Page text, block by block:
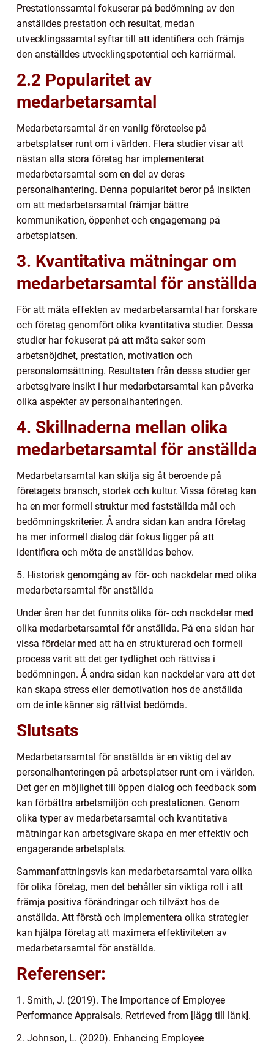
Prestationssamtal fokuserar på bedömning av den
anställdes prestation och resultat, medan
utvecklingssamtal syftar till att identifiera och främja
den anställdes utvecklingspotential och karriärmål.
2.2 Popularitet av
medarbetarsamtal
Medarbetarsamtal är en vanlig företeelse på
arbetsplatser runt om i världen. Flera studier visar att
nästan alla stora företag har implementerat
medarbetarsamtal som en del av deras
personalhantering. Denna popularitet beror på insikten
om att medarbetarsamtal främjar bättre
kommunikation, öppenhet och engagemang på
arbetsplatsen.
3. Kvantitativa mätningar om
medarbetarsamtal för anställda
För att mäta effekten av medarbetarsamtal har forskare
och företag genomfört olika kvantitativa studier. Dessa
studier har fokuserat på att mäta saker som
arbetsnöjdhet, prestation, motivation och
personalomsättning. Resultaten från dessa studier ger
arbetsgivare insikt i hur medarbetarsamtal kan påverka
olika aspekter av personalhanteringen.
4. Skillnaderna mellan olika
medarbetarsamtal för anställda
Medarbetarsamtal kan skilja sig åt beroende på
företagets bransch, storlek och kultur. Vissa företag kan
ha en mer formell struktur med fastställda mål och
bedömningskriterier. Å andra sidan kan andra företag
ha mer informell dialog där fokus ligger på att
identifiera och möta de anställdas behov.
5. Historisk genomgång av för- och nackdelar med olika
medarbetarsamtal för anställda
Under åren har det funnits olika för- och nackdelar med
olika medarbetarsamtal för anställda. På ena sidan har
vissa fördelar med att ha en strukturerad och formell
process varit att det ger tydlighet och rättvisa i
bedömningen. Å andra sidan kan nackdelar vara att det
kan skapa stress eller demotivation hos de anställda
om de inte känner sig rättvist bedömda.
Slutsats
Medarbetarsamtal för anställda är en viktig del av
personalhanteringen på arbetsplatser runt om i världen.
Det ger en möjlighet till öppen dialog och feedback som
kan förbättra arbetsmiljön och prestationen. Genom
olika typer av medarbetarsamtal och kvantitativa
mätningar kan arbetsgivare skapa en mer effektiv och
engagerande arbetsplats.
Sammanfattningsvis kan medarbetarsamtal vara olika
för olika företag, men det behåller sin viktiga roll i att
främja positiva förändringar och tillväxt hos de
anställda. Att förstå och implementera olika strategier
kan hjälpa företag att maximera effektiviteten av
medarbetarsamtal för anställda.
Referenser:
1. Smith, J. (2019). The Importance of Employee
Performance Appraisals. Retrieved from [lägg till länk].
2. Johnson, L. (2020). Enhancing Employee